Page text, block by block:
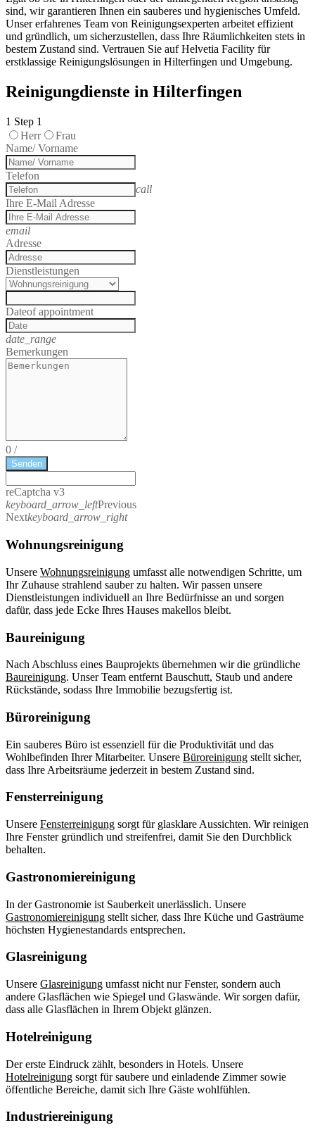
sind, wir garantieren Ihnen ein sauberes und hygienisches Umfeld.
Unser erfahrenes Team von Reinigungsexperten arbeitet effizient
und gründlich, um sicherzustellen, dass Ihre Räumlichkeiten stets in
bestem Zustand sind. Vertrauen Sie auf Helvetia Facility für
erstklassige Reinigungslösungen in Hilterfingen und Umgebung.
Reinigungdienste in Hilterfingen
1 Step 1
Herr
Frau
Name/ Vorname
Telefon
call
Ihre E-Mail Adresse
email
Adresse
Dienstleistungen
Dateof appointment
date_range
Bemerkungen
0 /
Senden
reCaptcha v3
keyboard_arrow_leftPrevious
Nextkeyboard_arrow_right
Wohnungsreinigung
Unsere Wohnungsreinigung umfasst alle notwendigen Schritte, um
Ihr Zuhause strahlend sauber zu halten. Wir passen unsere
Dienstleistungen individuell an Ihre Bedürfnisse an und sorgen
dafür, dass jede Ecke Ihres Hauses makellos bleibt.
Baureinigung
Nach Abschluss eines Bauprojekts übernehmen wir die gründliche
Baureinigung. Unser Team entfernt Bauschutt, Staub und andere
Rückstände, sodass Ihre Immobilie bezugsfertig ist.
Büroreinigung
Ein sauberes Büro ist essenziell für die Produktivität und das
Wohlbefinden Ihrer Mitarbeiter. Unsere Büroreinigung stellt sicher,
dass Ihre Arbeitsräume jederzeit in bestem Zustand sind.
Fensterreinigung
Unsere Fensterreinigung sorgt für glasklare Aussichten. Wir reinigen
Ihre Fenster gründlich und streifenfrei, damit Sie den Durchblick
behalten.
Gastronomiereinigung
In der Gastronomie ist Sauberkeit unerlässlich. Unsere
Gastronomiereinigung stellt sicher, dass Ihre Küche und Gasträume
höchsten Hygienestandards entsprechen.
Glasreinigung
Unsere Glasreinigung umfasst nicht nur Fenster, sondern auch
andere Glasflächen wie Spiegel und Glaswände. Wir sorgen dafür,
dass alle Glasflächen in Ihrem Objekt glänzen.
Hotelreinigung
Der erste Eindruck zählt, besonders in Hotels. Unsere
Hotelreinigung sorgt für saubere und einladende Zimmer sowie
öffentliche Bereiche, damit sich Ihre Gäste wohlfühlen.
Industriereinigung